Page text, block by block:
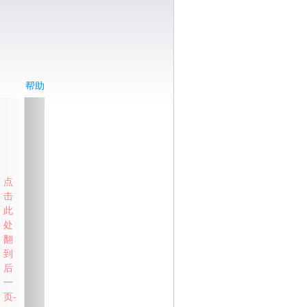
帮助
点
击
此
处
翻
到
后
一
页-